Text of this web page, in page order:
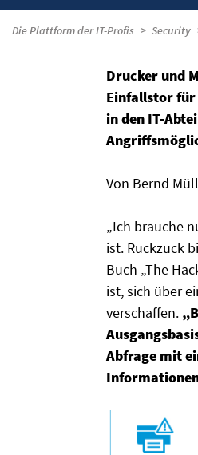
Die Plattform der IT-Profis Security
Drucker und
Einfallstor für
in den IT-
Von Bernd
„Ich brauche
ist. Ruckzuck
Buch „The
ist, sich über
verschaffen.
Abfrage mit